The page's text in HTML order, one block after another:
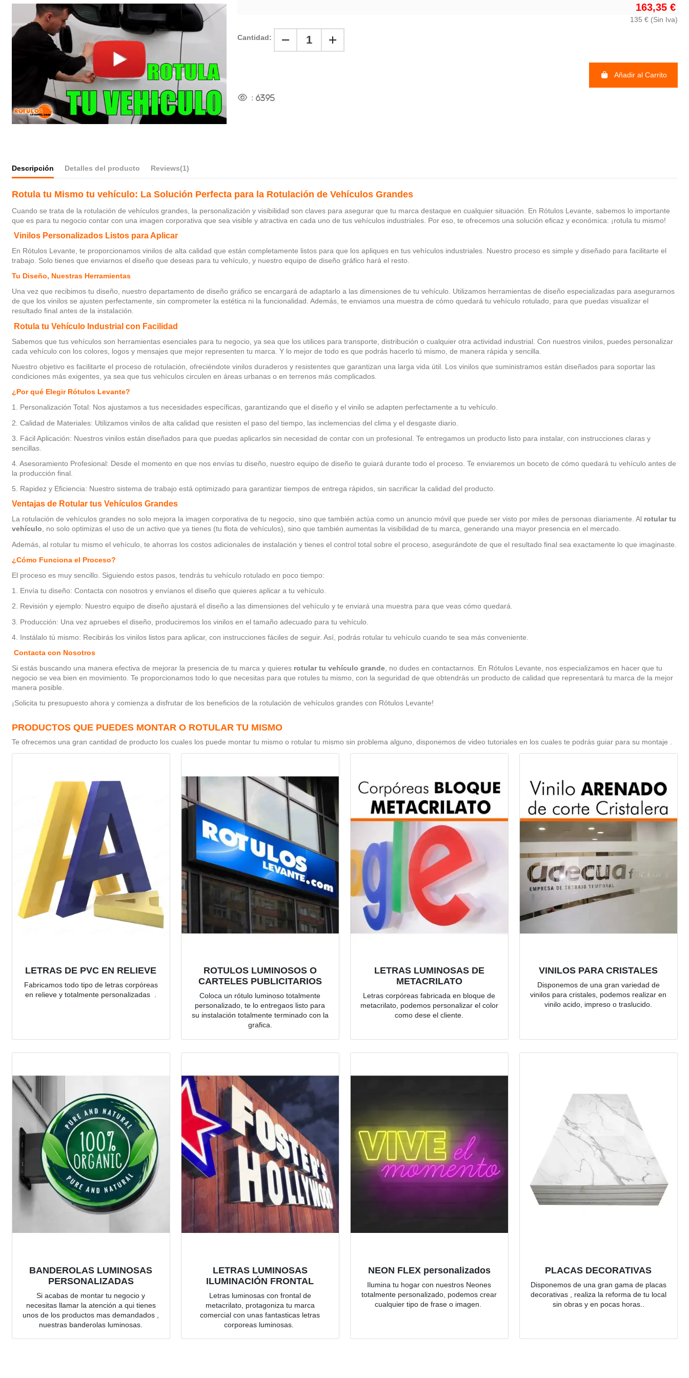
163,35 €
135 € (Sin Iva)
Cantidad:
Añadir al Carrito
: 6395
Descripción Detalles del producto Reviews(1)
Rotula tu Mismo tu vehículo: La Solución Perfecta para la Rotulación de Vehículos Grandes
Cuando se trata de la rotulación de vehículos grandes, la personalización y visibilidad son claves para asegurar que tu marca destaque en cualquier situación. En Rótulos Levante, sabemos lo importante
que es para tu negocio contar con una imagen corporativa que sea visible y atractiva en cada uno de tus vehículos industriales. Por eso, te ofrecemos una solución eficaz y económica: ¡rotula tu mismo!
Vinilos Personalizados Listos para Aplicar
En Rótulos Levante, te proporcionamos vinilos de alta calidad que están completamente listos para que los apliques en tus vehículos industriales. Nuestro proceso es simple y diseñado para facilitarte el
trabajo. Solo tienes que enviarnos el diseño que deseas para tu vehículo, y nuestro equipo de diseño gráfico hará el resto.
Tu Diseño, Nuestras Herramientas
Una vez que recibimos tu diseño, nuestro departamento de diseño gráfico se encargará de adaptarlo a las dimensiones de tu vehículo. Utilizamos herramientas de diseño especializadas para asegurarnos
de que los vinilos se ajusten perfectamente, sin comprometer la estética ni la funcionalidad. Además, te enviamos una muestra de cómo quedará tu vehículo rotulado, para que puedas visualizar el
resultado final antes de la instalación.
Rotula tu Vehículo Industrial con Facilidad
Sabemos que tus vehículos son herramientas esenciales para tu negocio, ya sea que los utilices para transporte, distribución o cualquier otra actividad industrial. Con nuestros vinilos, puedes personalizar
cada vehículo con los colores, logos y mensajes que mejor representen tu marca. Y lo mejor de todo es que podrás hacerlo tú mismo, de manera rápida y sencilla.
Nuestro objetivo es facilitarte el proceso de rotulación, ofreciéndote vinilos duraderos y resistentes que garantizan una larga vida útil. Los vinilos que suministramos están diseñados para soportar las
condiciones más exigentes, ya sea que tus vehículos circulen en áreas urbanas o en terrenos más complicados.
¿Por qué Elegir Rótulos Levante?
1. Personalización Total: Nos ajustamos a tus necesidades específicas, garantizando que el diseño y el vinilo se adapten perfectamente a tu vehículo.
2. Calidad de Materiales: Utilizamos vinilos de alta calidad que resisten el paso del tiempo, las inclemencias del clima y el desgaste diario.
3. Fácil Aplicación: Nuestros vinilos están diseñados para que puedas aplicarlos sin necesidad de contar con un profesional. Te entregamos un producto listo para instalar, con instrucciones claras y
sencillas.
4. Asesoramiento Profesional: Desde el momento en que nos envías tu diseño, nuestro equipo de diseño te guiará durante todo el proceso. Te enviaremos un boceto de cómo quedará tu vehículo antes de
la producción final.
5. Rapidez y Eficiencia: Nuestro sistema de trabajo está optimizado para garantizar tiempos de entrega rápidos, sin sacrificar la calidad del producto.
Ventajas de Rotular tus Vehículos Grandes
La rotulación de vehículos grandes no solo mejora la imagen corporativa de tu negocio, sino que también actúa como un anuncio móvil que puede ser visto por miles de personas diariamente. Al rotular tu
vehículo, no solo optimizas el uso de un activo que ya tienes (tu flota de vehículos), sino que también aumentas la visibilidad de tu marca, generando una mayor presencia en el mercado.
Además, al rotular tu mismo el vehículo, te ahorras los costos adicionales de instalación y tienes el control total sobre el proceso, asegurándote de que el resultado final sea exactamente lo que imaginaste.
¿Cómo Funciona el Proceso?
El proceso es muy sencillo. Siguiendo estos pasos, tendrás tu vehículo rotulado en poco tiempo:
1. Envía tu diseño: Contacta con nosotros y envíanos el diseño que quieres aplicar a tu vehículo.
2. Revisión y ejemplo: Nuestro equipo de diseño ajustará el diseño a las dimensiones del vehículo y te enviará una muestra para que veas cómo quedará.
3. Producción: Una vez apruebes el diseño, produciremos los vinilos en el tamaño adecuado para tu vehículo.
4. Instálalo tú mismo: Recibirás los vinilos listos para aplicar, con instrucciones fáciles de seguir. Así, podrás rotular tu vehículo cuando te sea más conveniente.
Contacta con Nosotros
Si estás buscando una manera efectiva de mejorar la presencia de tu marca y quieres rotular tu vehículo grande, no dudes en contactarnos. En Rótulos Levante, nos especializamos en hacer que tu
negocio se vea bien en movimiento. Te proporcionamos todo lo que necesitas para que rotules tu mismo, con la seguridad de que obtendrás un producto de calidad que representará tu marca de la mejor
manera posible.
¡Solicita tu presupuesto ahora y comienza a disfrutar de los beneficios de la rotulación de vehículos grandes con Rótulos Levante!
PRODUCTOS QUE PUEDES MONTAR O ROTULAR TU MISMO
Te ofrecemos una gran cantidad de producto los cuales los puede montar tu mismo o rotular tu mismo sin problema alguno, disponemos de video tutoriales en los cuales te podrás guiar para su montaje .
LETRAS DE PVC EN RELIEVE
Fabricamos todo tipo de letras corpóreas
en relieve y totalmente personalizadas .
ROTULOS LUMINOSOS O
CARTELES PUBLICITARIOS
Coloca un rótulo luminoso totalmente
personalizado, te lo entregaos listo para
su instalación totalmente terminado con la
grafica.
LETRAS LUMINOSAS DE
METACRILATO
Letras corpóreas fabricada en bloque de
metacrilato, podemos personalizar el color
como dese el cliente.
VINILOS PARA CRISTALES
Disponemos de una gran variedad de
vinilos para cristales, podemos realizar en
vinilo acido, impreso o traslucido.
BANDEROLAS LUMINOSAS
PERSONALIZADAS
Si acabas de montar tu negocio y
necesitas llamar la atención a qui tienes
unos de los productos mas demandados ,
nuestras banderolas luminosas.
LETRAS LUMINOSAS
ILUMINACIÓN FRONTAL
Letras luminosas con frontal de
metacrilato, protagoniza tu marca
comercial con unas fantasticas letras
corporeas luminosas.
NEON FLEX personalizados
Ilumina tu hogar con nuestros Neones
totalmente personalizado, podemos crear
cualquier tipo de frase o imagen.
PLACAS DECORATIVAS
Disponemos de una gran gama de placas
decorativas , realiza la reforma de tu local
sin obras y en pocas horas..